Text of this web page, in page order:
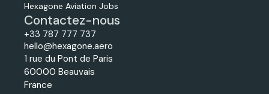
Hexagone Aviation Jobs
Contactez-nous
+33 787 777 737
hello@hexagone.aero
1 rue du Pont de Paris
60000 Beauvais
France